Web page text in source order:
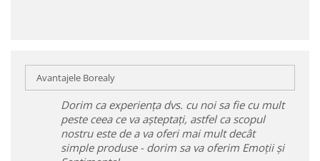
Avantajele Borealy
Dorim ca experiența dvs. cu noi sa fie cu mult
peste ceea ce va așteptați, astfel ca scopul
nostru este de a va oferi mai mult decât
simple produse - dorim sa va oferim Emoții și